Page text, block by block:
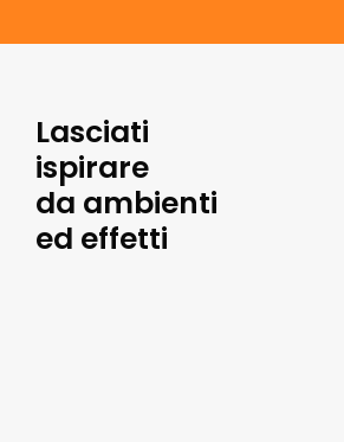
Lasciati
ispirare
da ambienti
ed effetti